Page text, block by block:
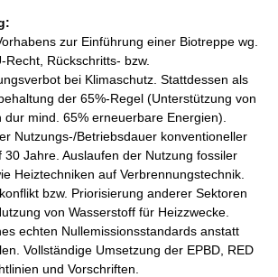
zur Einführung einer Biotreppe wg.
Recht, Rückschritts- bzw.
bei Klimaschutz. Stattdessen als
der 65%-Regel (Unterstützung von
dur mind. 65% erneuerbare Energien).
Nutzungs-/Betriebsdauer konventioneller
30 Jahre. Auslaufen der Nutzung fossiler
Heiztechniken auf Verbrennungstechnik.
bzw. Priorisierung anderer Sektoren
von Wasserstoff für Heizzwecke.
echten Nullemissionsstandards anstatt
Vollständige Umsetzung der EPBD, RED
und Vorschriften.